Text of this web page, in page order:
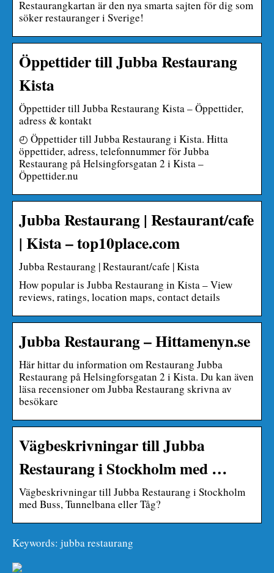
Restaurangkartan är den nya smarta sajten för dig som
söker restauranger i Sverige!
Öppettider till Jubba Restaurang
Kista
Öppettider till Jubba Restaurang Kista – Öppettider,
adress & kontakt
◴ Öppettider till Jubba Restaurang i Kista. Hitta
öppettider, adress, telefonnummer för Jubba
Restaurang på Helsingforsgatan 2 i Kista –
Öppettider.nu
Jubba Restaurang | Restaurant/cafe
| Kista – top10place.com
Jubba Restaurang | Restaurant/cafe | Kista
How popular is Jubba Restaurang in Kista – View
reviews, ratings, location maps, contact details
Jubba Restaurang – Hittamenyn.se
Här hittar du information om Restaurang Jubba
Restaurang på Helsingforsgatan 2 i Kista. Du kan även
läsa recensioner om Jubba Restaurang skrivna av
besökare
Vägbeskrivningar till Jubba
Restaurang i Stockholm med …
Vägbeskrivningar till Jubba Restaurang i Stockholm
med Buss, Tunnelbana eller Tåg?
Keywords: jubba restaurang